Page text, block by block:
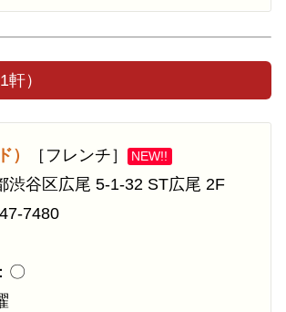
1軒）
） ［フレンチ］ NEW!!
渋谷区広尾 5-1-32 ST広尾 2F
7480
〇